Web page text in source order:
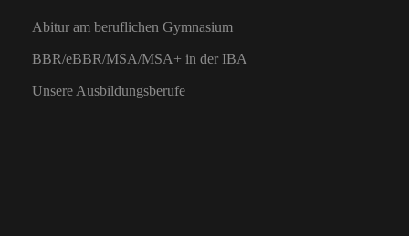
Abitur am beruflichen Gymnasium
BBR/eBBR/MSA/MSA+ in der IBA
Unsere Ausbildungsberufe